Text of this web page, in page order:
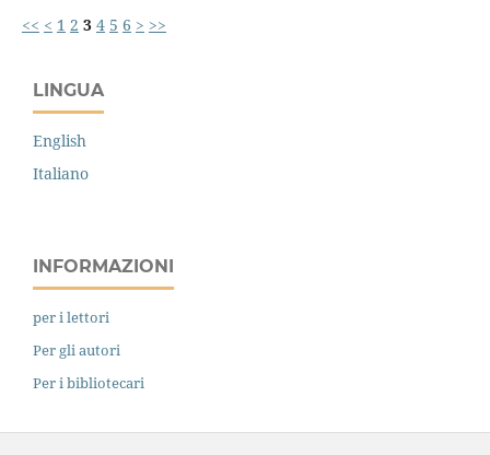
<< < 1 2 3 4 5 6 > >>
LINGUA
English
Italiano
INFORMAZIONI
per i lettori
Per gli autori
Per i bibliotecari